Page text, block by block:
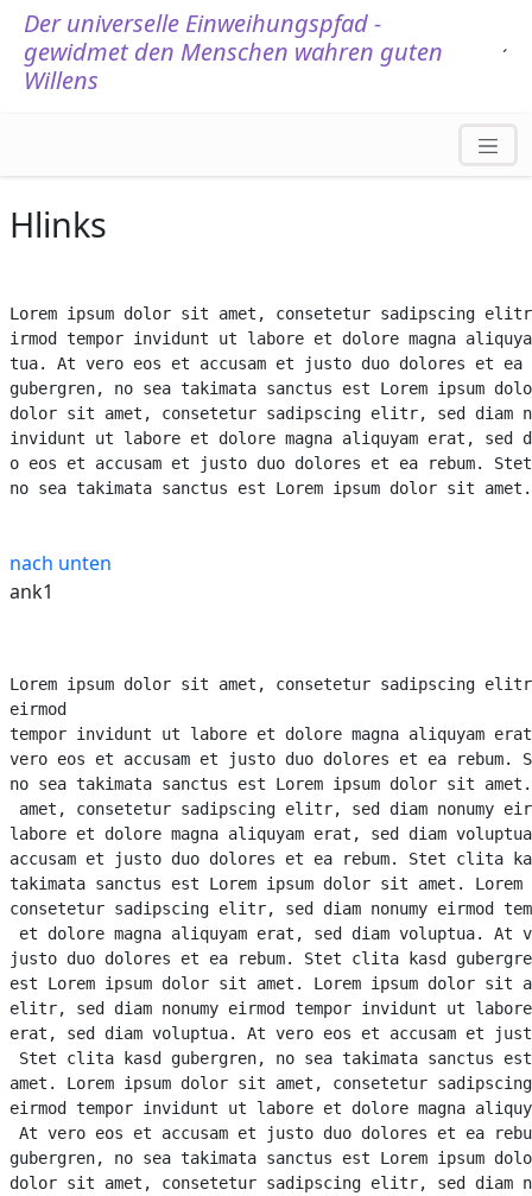
Der universelle Einweihungspfad -
gewidmet den Menschen wahren guten
Willens
´
Hlinks
Lorem ipsum dolor sit amet, consetetur sadipscing
irmod tempor invidunt ut labore et dolore magna
tua. At vero eos et accusam et justo duo dolores et
gubergren, no sea takimata sanctus est Lorem ipsum
dolor sit amet, consetetur sadipscing elitr, sed diam
invidunt ut labore et dolore magna aliquyam erat, sed
o eos et accusam et justo duo dolores et ea rebum.
no sea takimata sanctus est Lorem ipsum dolor sit amet.
nach unten
ank1
Lorem ipsum dolor sit amet, consetetur sadipscing
eirmod
tempor invidunt ut labore et dolore magna aliquyam
vero eos et accusam et justo duo dolores et ea
no sea takimata sanctus est Lorem ipsum dolor sit
amet, consetetur sadipscing elitr, sed diam nonumy
labore et dolore magna aliquyam erat, sed diam
accusam et justo duo dolores et ea rebum. Stet clita
takimata sanctus est Lorem ipsum dolor sit amet.
consetetur sadipscing elitr, sed diam nonumy eirmod
et dolore magna aliquyam erat, sed diam voluptua. At
justo duo dolores et ea rebum. Stet clita kasd
est Lorem ipsum dolor sit amet. Lorem ipsum dolor sit
elitr, sed diam nonumy eirmod tempor invidunt ut
erat, sed diam voluptua. At vero eos et accusam et
Stet clita kasd gubergren, no sea takimata sanctus
amet. Lorem ipsum dolor sit amet, consetetur
eirmod tempor invidunt ut labore et dolore magna
At vero eos et accusam et justo duo dolores et ea
gubergren, no sea takimata sanctus est Lorem ipsum
dolor sit amet, consetetur sadipscing elitr, sed diam